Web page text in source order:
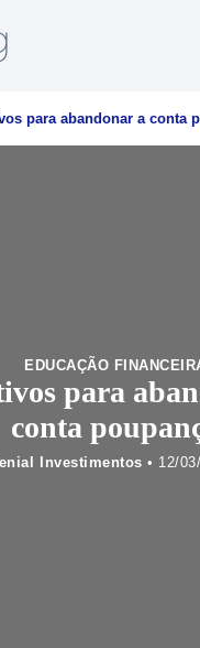
para abandonar a conta
EDUCAÇÃO
para
conta
Investimentos • 12/